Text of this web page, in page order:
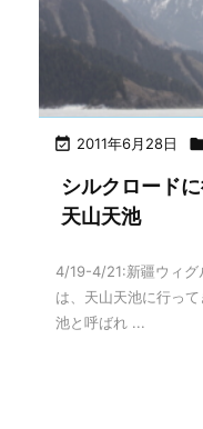
 2011年6月28日
シルクロード
天山天池
4/19-4/21:新疆ウィグ
は、天山天池に行っ
池と呼ばれ ...